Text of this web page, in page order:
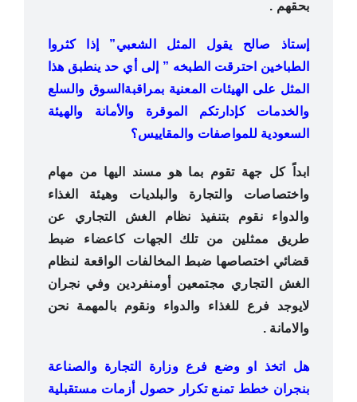
بحقهم .
إستاذ صالح يقول المثل الشعبي” إذا كثروا
الطباخين احترقت الطبخه ” إلى أي حد ينطبق هذا
المثل على الهيئات المعنية بمراقبةالسوق والسلع
والخدمات كإدارتكم الموقرة واﻷمانة والهيئة
السعودية للمواصفات والمقاييس؟
ابداً كل جهة تقوم بما هو مسند اليها من مهام
واختصاصات والتجارة والبلديات وهيئة الغذاء
والدواء نقوم بتنفيذ نظام الغش التجاري عن
طريق ممثلين من تلك الجهات كاعضاء ضبط
قضائي اختصاصها ضبط المخالفات الواقعة لنظام
الغش التجاري مجتمعين أومنفردين وفي نجران
لايوجد فرع للغذاء والدواء ونقوم بالمهمة نحن
والامانة .
هل اتخذ او وضع فرع وزارة التجارة والصناعة
بنجران خطط تمنع تكرار حصول أزمات مستقبلية